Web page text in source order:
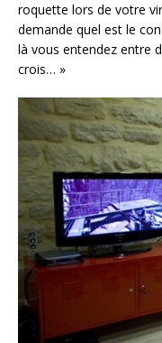
roquette lors de votre
demande quel est le
là vous entendez entre
crois… »